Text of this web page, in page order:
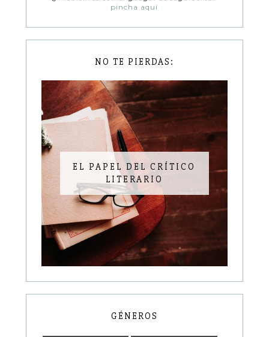
pincha aquí
NO TE PIERDAS:
EL PAPEL DEL CRÍTICO
LITERARIO
GÉNEROS